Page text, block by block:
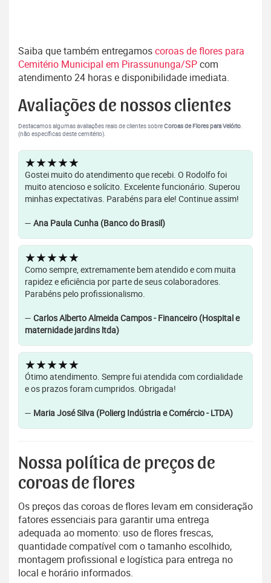
Saiba que também entregamoscoroas de flores para
Cemitério Municipal em Pirassununga/SPcom
atendimento 24 horas e disponibilidade imediata.
Avaliações de nossos clientes
Destacamos algumas avaliações reais de clientes sobreCoroas de Flores para Velório.
(não específicas deste cemitério).
★★★★★
Gostei muito do atendimento que recebi. O Rodolfo foi
muito atencioso e solícito. Excelente funcionário. Superou
minhas expectativas. Parabéns para ele! Continue assim!
— Ana Paula Cunha (Banco do Brasil)
★★★★★
Como sempre, extremamente bem atendido e com muita
rapidez e eficiência por parte de seus colaboradores.
Parabéns pelo profissionalismo.
— Carlos Alberto Almeida Campos - Financeiro (Hospital e
maternidade jardins ltda)
★★★★★
Ótimo atendimento. Sempre fui atendida com cordialidade
e os prazos foram cumpridos. Obrigada!
— Maria José Silva (Polierg Indústria e Comércio - LTDA)
Nossa política de preços de
coroas de flores
Os preços das coroas de flores levam em consideração
fatores essenciais para garantir uma entrega
adequada ao momento: uso de flores frescas,
quantidade compatível com o tamanho escolhido,
montagem profissional e logística para entrega no
local e horário informados.